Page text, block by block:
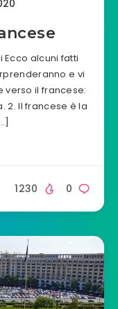
Ecco alcuni fatti
e vi
il francese:
2. Il francese è la
0
1230